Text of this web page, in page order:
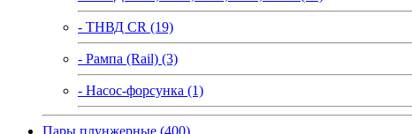
- ТНВД CR (19)
- Рампа (Rail) (3)
- Насос-форсунка (1)
Пары плунжерные (400)